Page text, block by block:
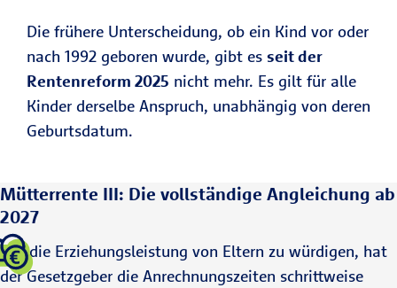
Die frühere Unterscheidung, ob ein Kind vor oder
nach 1992 geboren wurde, gibt es seit der
Rentenreform 2025 nicht mehr. Es gilt für alle
Kinder derselbe Anspruch, unabhängig von deren
Geburtsdatum.
Mütterrente III: Die vollständige Angleichung ab
2027
Um die Erziehungsleistung von Eltern zu würdigen, hat
der Gesetzgeber die Anrechnungszeiten schrittweise